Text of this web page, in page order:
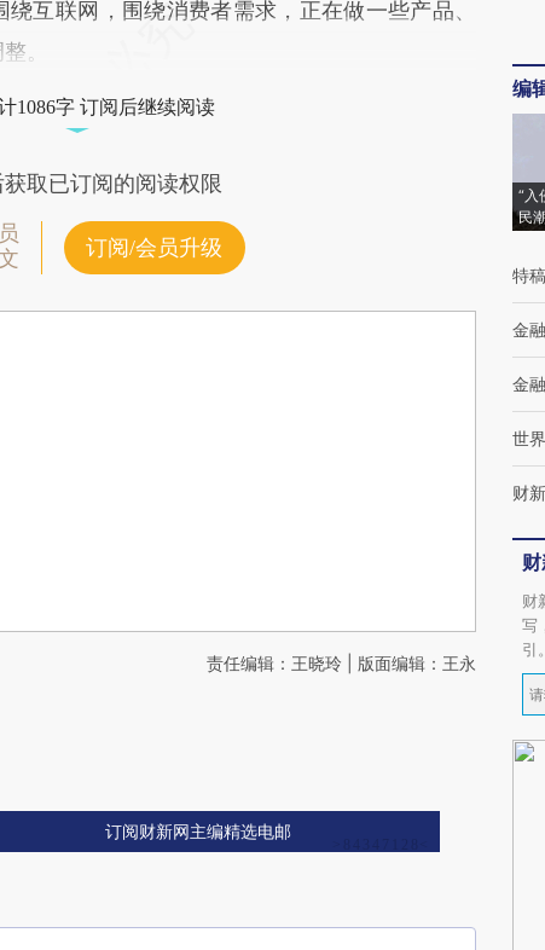
互联网，围绕消费者需求，正在做一些产品、
。
1086字 订阅后继续阅读
取已订阅的阅读权限
订阅/会员升级
责任编辑：王晓玲 | 版面编辑：王永
订阅财新网主编精选电邮
编
“入
民
特稿
金融
金
世界
财
财
写
引。